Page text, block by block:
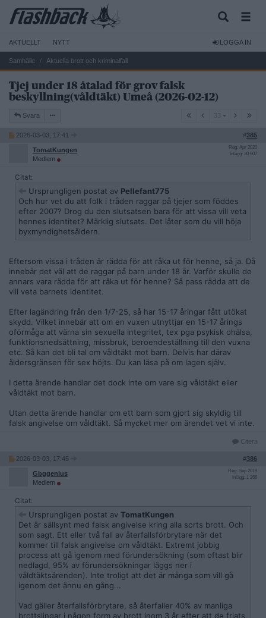
AKTUELLT NYTT LOGGA IN
Samhälle Aktuella brott och kriminalfall
Tjej under 18 åtalad för grov falsk
beskyllning(våldtäkt) Umeå (2026-02-12)
Svara 33
2026-03-03, 17:41 #385
TomatKungen
Medlem
Reg: Apr 2020
Inlägg: 30 607
Citat:
Ursprungligen postat av Pellefant775
Och hur vet du att folk i tråden raggar på tjejer som föddes
efter 2007? Drog du den slutsatsen bara för att vissa vill veta
hennes identitet? Märklig slutsats. Det låter som du vill höja
byxmyndighetsåldern.
Eftersom vissa i tråden är rädda för att råka ut för henne, så ja. Då
innebär det väl att de raggar på barn under 18 år. Varför skulle de
annars vara rädda för att råka ut för henne? Så pass rädda att de
vill veta barnets identitet.
Efter lagändring från den 1/7-25, så har 15-17 åringar fått utökat
skydd. Vilket innebär att om en vuxen utnyttjar en 15-17 årings
oförmåga att värna sin sexuella integritet, tex pga psykisk ohälsa,
funktionsnedsättning, missbruk, beroendeställning till den vuxna
etc. Så kan det bli tal om våldtäkt mot barn. Delvis har därav
åldersgränsen för sex höjts. Du kan läsa på om lagen själv.
I detta ärende handlar det dock inte om vare sig våldtäkt eller
våldtäkt mot barn.
Utan detta ärende handlar om ett barn som gjort sig skyldig till
falsk angivelse om våldtäkt. Så mycket mer om ärendet vet vi inte.
Citera
2026-03-03, 17:45 #386
Gbggenius
Medlem
Reg: Sep 2019
Inlägg: 1 266
Citat:
Ursprungligen postat av TomatKungen
Det är sällsynt med falsk angivelse kring alla sorts brott. Och
som sagt. Ett eller två fall av återfallsförbrytare när det
kommer till falsk angivelse om våldtäkt. Extremt jobbig
process att gå igenom med förundersökning (som oftast blir
nedlagd, 95% av förundersökningar läggs ner i
våldtäktsärenden). Inte troligt att det är många som vill gå
igenom det ännu en gång...
Vad gäller återfallsförbrytare, så återfaller 40% av manliga
brottslingar i någon form av brott inom 3 år efter att de friats